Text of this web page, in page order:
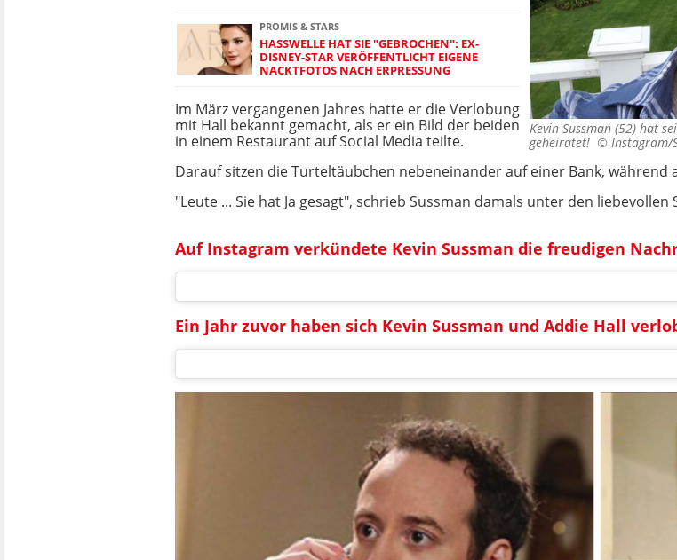
Kevin Sussman (52) hat
geheiratet! © Instagram/
PROMIS & STARS
HASSWELLE HAT SIE "GEBROCHEN": EX-
DISNEY-STAR VERÖFFENTLICHT EIGENE
NACKTFOTOS NACH ERPRESSUNG
Im März vergangenen Jahres hatte er die Verlobung
mit Hall bekannt gemacht, als er ein Bild der beiden
in einem Restaurant auf Social Media teilte.
Darauf sitzen die Turteltäubchen nebeneinander auf einer Bank, während
"Leute ... Sie hat Ja gesagt", schrieb Sussman damals unter den liebevollen
Auf Instagram verkündete Kevin Sussman die freudigen
Ein Jahr zuvor haben sich Kevin Sussman und Addie Hall